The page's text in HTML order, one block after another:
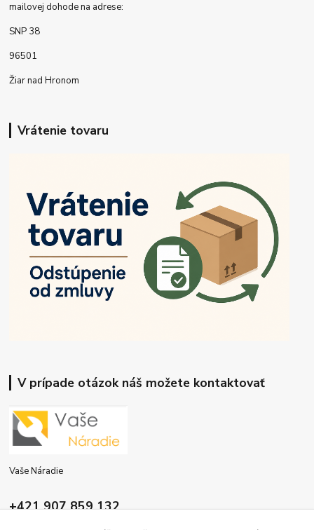
mailovej dohode na adrese:
SNP 38
96501
Žiar nad Hronom
Vrátenie tovaru
V prípade otázok náš možete kontaktovať
Vaše Náradie
+421 907 859 132